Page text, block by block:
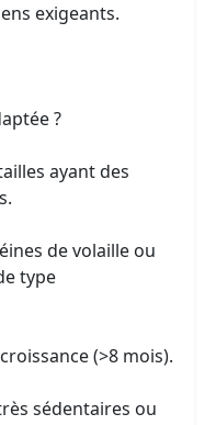
exigeants.
?
ayant des
de volaille ou
type
(>8 mois).
sédentaires ou